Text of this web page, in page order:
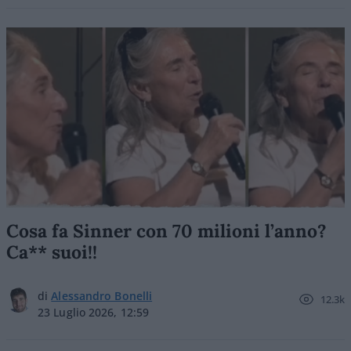
Cosa fa Sinner con 70 milioni l’anno?
Ca** suoi!!
diAlessandro Bonelli
23 Luglio 2026, 12:59
12.3k